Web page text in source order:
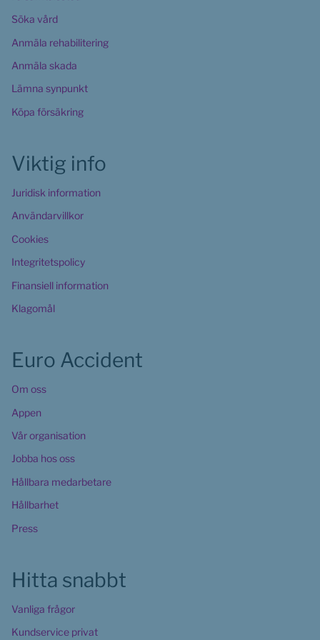
Söka vård
Anmäla rehabilitering
Anmäla skada
Lämna synpunkt
Köpa försäkring
Viktig info
Juridisk information
Användarvillkor
Cookies
Integritetspolicy
Finansiell information
Klagomål
Euro Accident
Om oss
Appen
Vår organisation
Jobba hos oss
Hållbara medarbetare
Hållbarhet
Press
Hitta snabbt
Vanliga frågor
Kundservice privat